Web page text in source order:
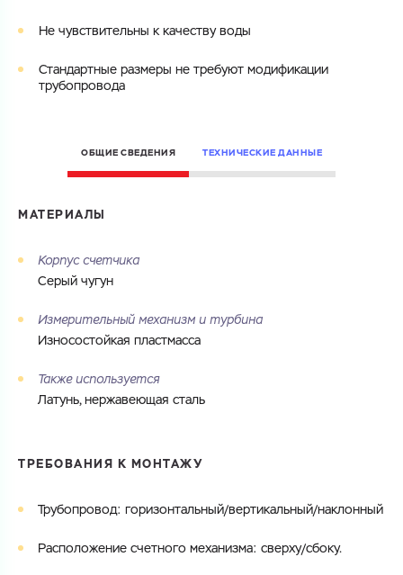
ГОТОВО
Не чувствительны к качеству воды
Стандартные размеры не требуют модификации
трубопровода
ОБЩИЕ СВЕДЕНИЯ ТЕХНИЧЕСКИЕ ДАННЫЕ
МАТЕРИАЛЫ
Корпус счетчика
Серый чугун
Измерительный механизм и турбина
Износостойкая пластмасса
Также используется
Латунь, нержавеющая сталь
ТРЕБОВАНИЯ К МОНТАЖУ
Трубопровод: горизонтальный/вертикальный/наклонный
Расположение счетного механизма: сверху/сбоку.